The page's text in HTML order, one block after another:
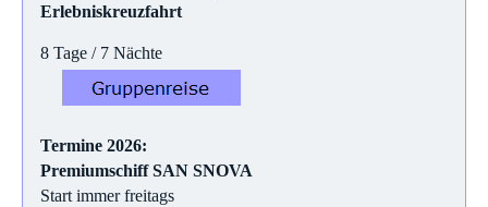
Erlebniskreuzfahrt
8 Tage / 7 Nächte
Termine 2026:
Premiumschiff SAN SNOVA
Start immer freitags